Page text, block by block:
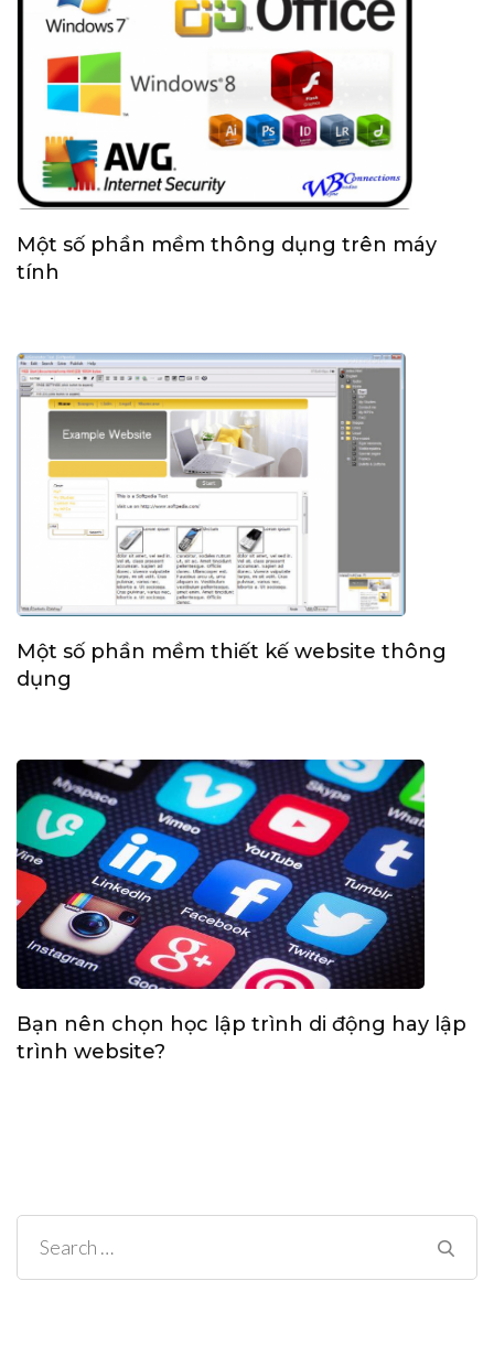
Một số phần mềm thông dụng trên máy
tính
Một số phần mềm thiết kế website thông
dụng
Bạn nên chọn học lập trình di động hay lập
trình website?
Search
for: